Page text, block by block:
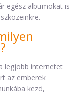
egész albumokat is
legjobb internetet
az emberek
kezd,